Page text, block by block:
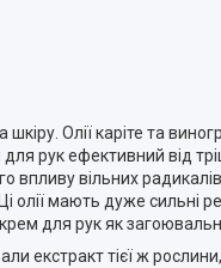
Олії каріте та
рук ефективний від
впливу вільних
олії мають дуже
для рук як
екстракт тієї ж